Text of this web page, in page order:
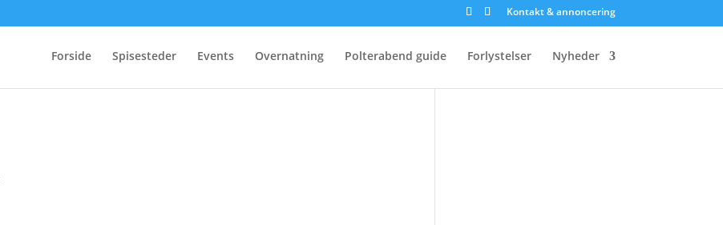
Kontakt & annoncering
Forside Spisesteder Events Overnatning Polterabend guide Forlystelser Nyheder